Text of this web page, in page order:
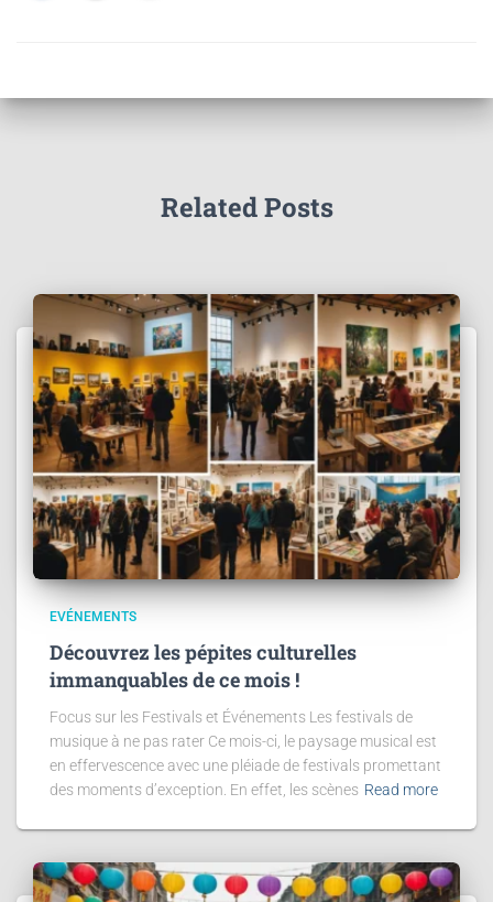
Related Posts
EVÉNEMENTS
Découvrez les pépites culturelles
immanquables de ce mois !
Focus sur les Festivals et Événements Les festivals de
musique à ne pas rater Ce mois-ci, le paysage musical est
en effervescence avec une pléiade de festivals promettant
des moments d’exception. En effet, les scènes Read more